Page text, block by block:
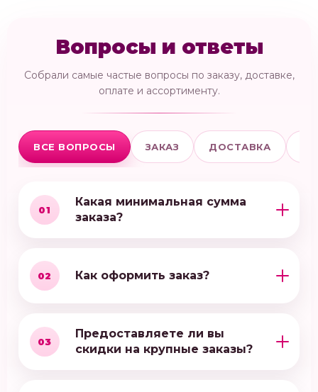
Вопросы и ответы
Собрали самые частые вопросы по заказу, доставке,
оплате и ассортименту.
ВСЕ ВОПРОСЫ ЗАКАЗ ДОСТАВКА
01
Какая минимальная сумма
заказа?
02 Как оформить заказ?
03
Предоставляете ли вы
скидки на крупные заказы?